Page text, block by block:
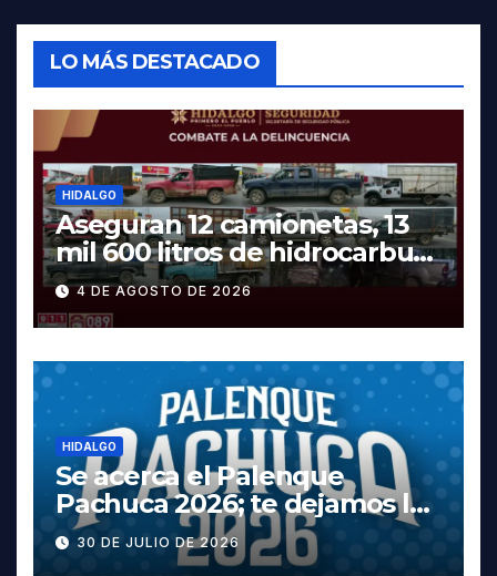
LO MÁS DESTACADO
HIDALGO
Aseguran 12 camionetas, 13
mil 600 litros de hidrocarburo
y dos vehículos robados en
Tula
4 DE AGOSTO DE 2026
HIDALGO
Se acerca el Palenque
Pachuca 2026; te dejamos la
cartelera completa, las
fechas y los precios
30 DE JULIO DE 2026